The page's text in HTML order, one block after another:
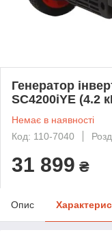
Генератор
SC4200iYE (4.2
Немає в наявності
Код: 110-7040
31 899 ₴
Опис